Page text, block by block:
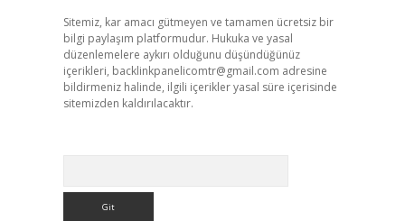
Sitemiz, kar amacı gütmeyen ve tamamen ücretsiz bir
bilgi paylaşım platformudur. Hukuka ve yasal
düzenlemelere aykırı olduğunu düşündüğünüz
içerikleri, backlinkpanelicomtr@gmail.com adresine
bildirmeniz halinde, ilgili içerikler yasal süre içerisinde
sitemizden kaldırılacaktır.